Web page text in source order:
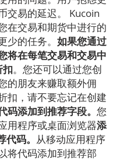
交易的延迟。 Kucoin
在交易和期货中进行的
少的任务。 如果您通过
将在每笔交易和交易中
扣。您还可以通过您创
的朋友来赚取额外佣
扣，请不要忘记在创建
码添加到推荐字段。 您
用程序或桌面浏览器添
码。 从移动应用程序
将代码添加到推荐部